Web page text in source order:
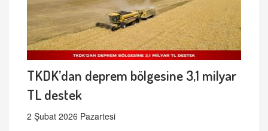
TKDK’dan deprem bölgesine 3,1 milyar
TL destek
2 Şubat 2026 Pazartesi